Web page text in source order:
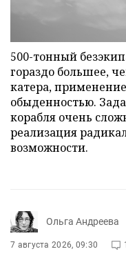
500-тонный
гораздо большее,
катера,
обыденностью.
корабля очень
реализация
возможности.
Ольга Андреева
7 августа 2026, 09:30